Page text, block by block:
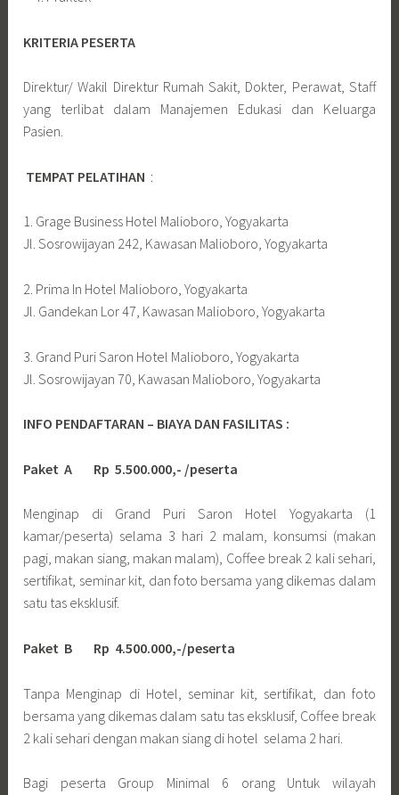
KRITERIA PESERTA
Direktur/ Wakil Direktur Rumah Sakit, Dokter, Perawat, Staff
yang terlibat dalam Manajemen Edukasi dan Keluarga
Pasien.
TEMPAT PELATIHAN :
1. Grage Business Hotel Malioboro, Yogyakarta
Jl. Sosrowijayan 242, Kawasan Malioboro, Yogyakarta
2. Prima In Hotel Malioboro, Yogyakarta
Jl. Gandekan Lor 47, Kawasan Malioboro, Yogyakarta
3. Grand Puri Saron Hotel Malioboro, Yogyakarta
Jl. Sosrowijayan 70, Kawasan Malioboro, Yogyakarta
INFO PENDAFTARAN – BIAYA DAN FASILITAS :
Paket A Rp 5.500.000,- /peserta
Menginap di Grand Puri Saron Hotel Yogyakarta (1
kamar/peserta) selama 3 hari 2 malam, konsumsi (makan
pagi, makan siang, makan malam), Coffee break 2 kali sehari,
sertifikat, seminar kit, dan foto bersama yang dikemas dalam
satu tas eksklusif.
Paket B Rp 4.500.000,-/peserta
Tanpa Menginap di Hotel, seminar kit, sertifikat, dan foto
bersama yang dikemas dalam satu tas eksklusif, Coffee break
2 kali sehari dengan makan siang di hotel selama 2 hari.
Bagi peserta Group Minimal 6 orang Untuk wilayah